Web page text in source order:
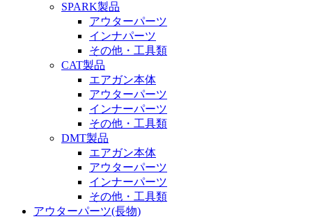
SPARK製品
アウターパーツ
インナパーツ
その他・工具類
CAT製品
エアガン本体
アウターパーツ
インナーパーツ
その他・工具類
DMT製品
エアガン本体
アウターパーツ
インナーパーツ
その他・工具類
アウターパーツ(長物)